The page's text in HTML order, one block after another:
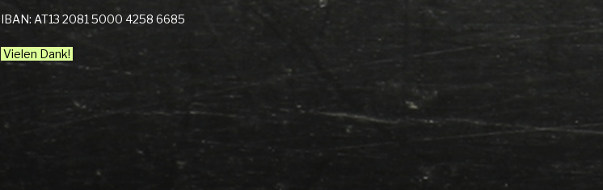
IBAN: AT13 2081 5000 4258 6685
Vielen Dank!